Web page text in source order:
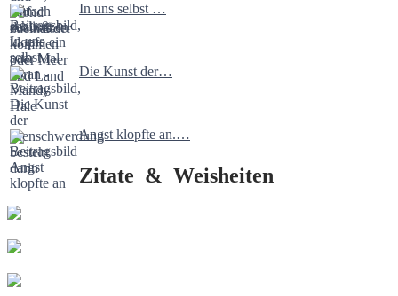
In uns selbst …
Die Kunst der…
Angst klopfte an.…
Zitate & Weisheiten